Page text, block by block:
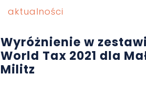
aktualności
Wyróżnienie w
World Tax 2021 dla
Militz